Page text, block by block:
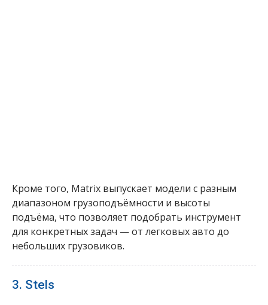
Кроме того, Matrix выпускает модели с разным
диапазоном грузоподъёмности и высоты
подъёма, что позволяет подобрать инструмент
для конкретных задач — от легковых авто до
небольших грузовиков.
3. Stels